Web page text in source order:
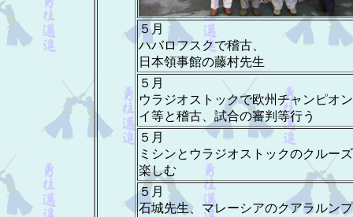
５月
ハバロフスクで稽古、
日本領事館の藤村先生
５月
ウラジオストックで欧州チャンピオ
イ等と稽古、試合の審判等行う
５月
ミシンとウラジオストックのクルー
楽しむ
５月
石城先生、マレーシアのクアラルン